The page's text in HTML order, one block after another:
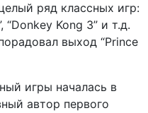
ряд классных игр:
“Donkey Kong 3” и т.д.
выход “Prince
игры началась в
автор первого